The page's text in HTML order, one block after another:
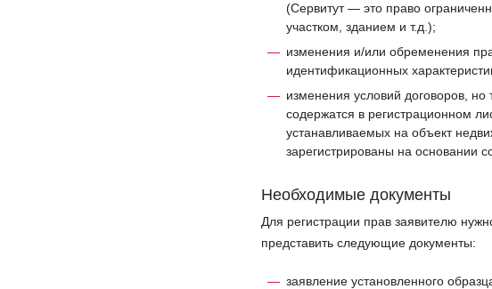
(Сервитут — это право
участком, зданием и т.д.);
изменения и/или обременения
идентификационных
изменения условий договоров,
содержатся в регистрационном
устанавливаемых на объект
зарегистрированы на основании
Необходимые документы
Для регистрации прав заявителю
представить следующие документы:
заявление установленного